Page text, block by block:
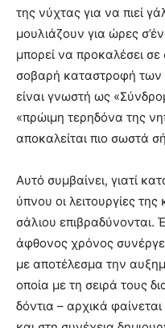
της νύχτας για να πιεί
μουλιάζουν για ώρες
μπορεί να προκαλέσει
σοβαρή καταστροφή των
είναι γνωστή ως
«πρώιμη τερηδόνα της
αποκαλείται πιο σωστά
Αυτό συμβαίνει, γιατί
ύπνου οι λειτουργίες
σάλιου επιβραδύνονται.
άφθονος χρόνος
με αποτέλεσμα την
οποία με τη σειρά τους
δόντια – αρχικά